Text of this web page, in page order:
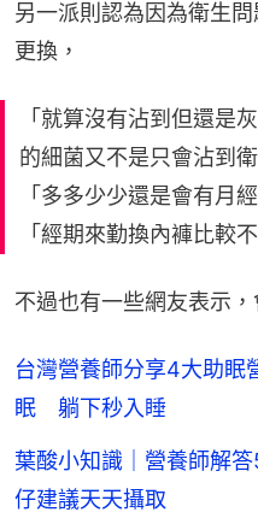
另一派則認為因為衛生
更換，
「就算沒有沾到但還是
的細菌又不是只會沾到衛
「多多少少還是會有月
「經期來勤換內褲比較
不過也有一些網友表示
台灣營養師分享4大助
眠 躺下秒入睡
葉酸小知識｜營養師解
仔建議天天攝取